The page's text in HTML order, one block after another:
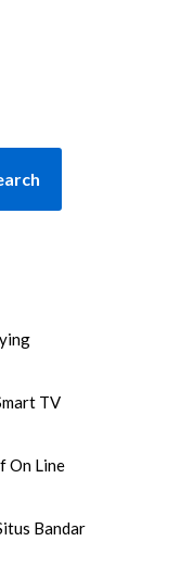
TV
On Line
Bandar